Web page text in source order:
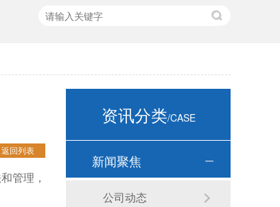
返回列表
管理，
资讯分类/CASE
新闻聚焦
公司动态